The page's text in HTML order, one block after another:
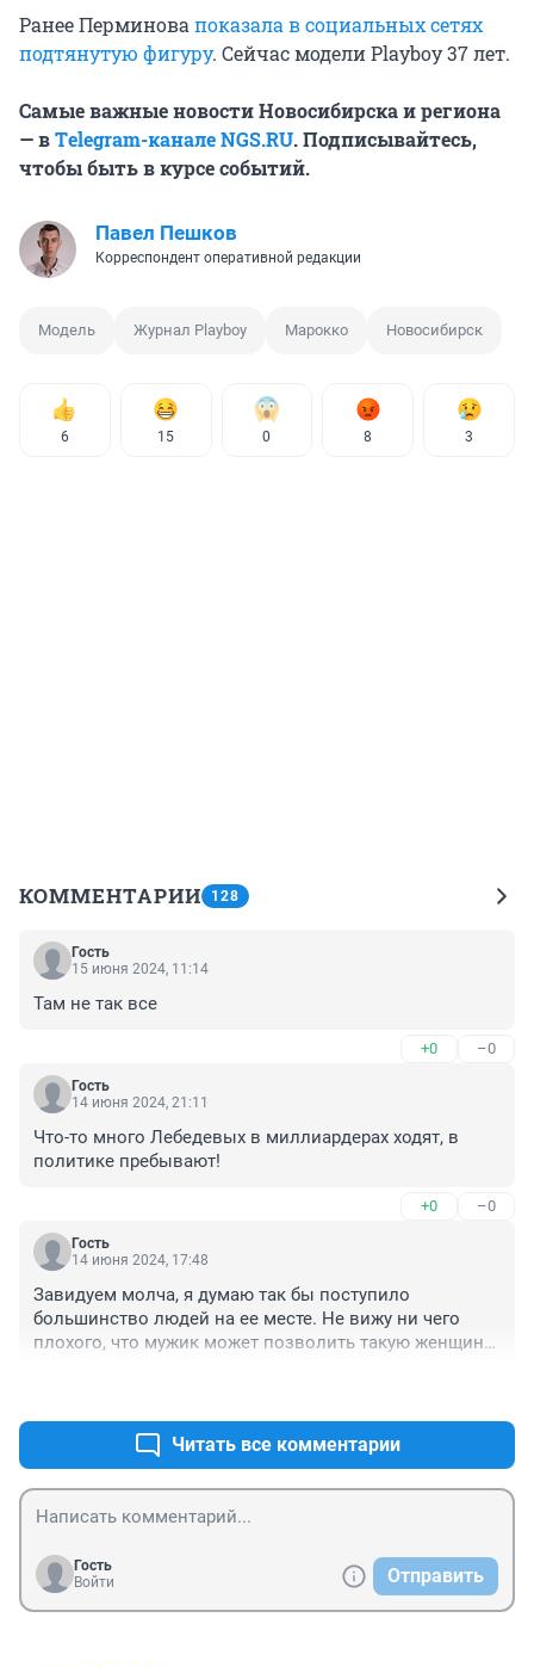
Ранее Перминовапоказала в социальных сетях
подтянутую фигуру. Сейчас модели Playboy 37 лет.
Самые важные новости Новосибирска и региона
— вТelegram-каналеNGS.RU. Подписывайтесь,
чтобы быть в курсе событий.
Павел Пешков
Корреспондент оперативной редакции
Модель Журнал Playboy Марокко Новосибирск
6 15 0 8 3
КОММЕНТАРИИ 128
Гость
15 июня 2024, 11:14
Там не так все
+0 –0
Гость
14 июня 2024, 21:11
Что-то много Лебедевых в миллиардерах ходят, в
политике пребывают!
+0 –0
Гость
14 июня 2024, 17:48
Завидуем молча, я думаю так бы поступило
большинство людей на ее месте. Не вижу ни чего
плохого, что мужик может позволить такую женщину,
Читать все комментарии
Гость
Войти
Отправить